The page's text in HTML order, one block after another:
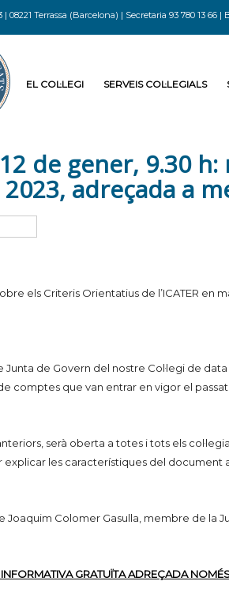
| 08221 Terrassa (Barcelona) | Secretaria 93 780 13 66
EL COL·LEGI SERVEIS COL·LEGIALS
de gener, 9.30
adreçada a
els Criteris Orientatius de l’ICATER en
de Govern del nostre Col·legi de
comptes que van entrar en vigor el passat
serà oberta a totes i tots els
explicar les característiques del document
Joaquim Colomer Gasulla, membre de la
GRATUÏTA ADREÇADA